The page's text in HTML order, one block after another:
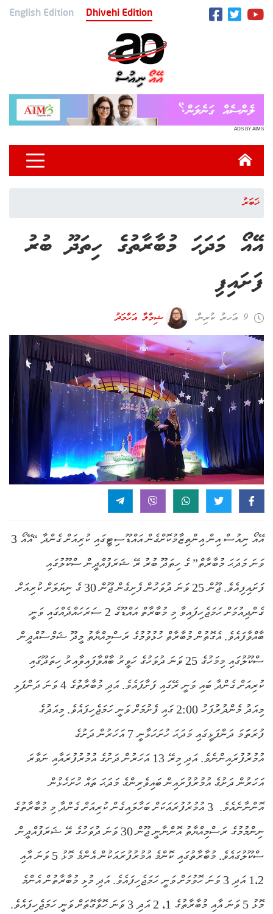
English Edition Dhivehi Edition
ADS BY AIMS
ޚަބަރު
އޭއޯ މަދަޙަ މުބާރާތުގެ ހިތަދޫ ބުރު
ފަށައިފި
9 އަހރު ކުރިން ޝިމްލާ އަހްމަދު
އޭއޯ ނިއުސް އިން އިންތިޒާމުކޮށްގެން އައްޑޫސިޓީގައި ކުރިއަށް ގެންދާ “އޭއޯ 3
ވަނަ މަދަޙަ މުބާރާތް” ގެ ހިތަދޫ ބުރު ރޭ ޝަރަފުއްދީން ސްކޫލުގައި
ފަށައިފިއެވެ. ޖޫން 25 ވަނަ ދުވަހުން ފެށިގެން ޖޫން 30 ގެ ނިޔަލަށް ކުރިއަށް
ގެންދިއުމަށް ހަމަޖެހިފައިވާ މި މުބާރާތް އައްޑޫގެ 2 ސަރަހައްދެއްގައި ވަނީ
ބާއްވާފައެވެ. އެގޮތުން މުބާރާތް ހުޅުވުމުގެ ރަސްމިއްޔާތު މީދޫ ޝަމްސުއްދީން
ސްކޫލުގައި މިމަހުގެ 25 ވަނަ ދުވަހުގެ ހަވީރު ބާއްވާފައިވާއިރު ހިތަދޫގައި
ކުރިއަށް ގެންދާ ބައި ވަނީ ރޭގައި ފަށާފައެވެ. އަދި މުބާރާތުގެ 4 ވަނަ ދަންފަޅި
މިއަދު މެންދުރުފަހު 2:00 ގައި ފެށުމަށް ވަނީ ހަމަޖެހިފައެވެ. މިއަދުގެ
ފުރަތަަމަ ދަންފަޅީގައި މަދަޙަ ހުށަހަޅާނީ 7 އަހަރުން ދަށުގެ
އުމުރުފުރައިންނެވެ. އަދި މިރޭ 13 އަހަރުން ދަށުގެ އުމުރުފުރައާއި ނަވާރަ
އަހަރުން ދަށުގެ އުމުރުފުރައިން ބައިވެރިންގެ މަދަޙަ ތައް ހުށަހެޅުން
އޮންނާނެއެވެ.
3 އުމުރުފުރައަކަށް ބަހާލައިގެން ކުރިއަށް ގެންދާ މި މުބާރާތުގެ
ނިންމުމުގެ ރަސްމިއްޔާތު އޮންނާނީ ޖޫން 30 ވަނަ ދުވަހުގެ ރޭ ޝަރަފުއްދީން
ސްކޫލުގައެވެ. މުބާރާތުގައި ކޮންމެ އުމުރުފުރައަކުން އެންމެ މޮޅު 5 ވަނަ އާއި
1،2 އަދި 3 ވަނަ ހޮވުމަށް ވަނީ ހަމަޖެހިފައެވެ. އަދި މުޅި މުބާރާތުން އެންމެ
މޮޅު 5 ވަނަ އާއި މުބާރާތުގެ 1، 2 އަދި 3 ވަނަ ހޮވާގޮތަށް ވަނީ ހަމަޖެހިފައެވެ.